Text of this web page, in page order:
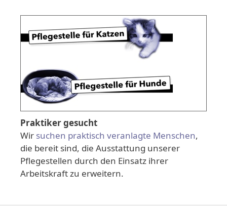
Praktiker gesucht
Wir suchen praktisch veranlagte Menschen,
die bereit sind, die Ausstattung unserer
Pflegestellen durch den Einsatz ihrer
Arbeitskraft zu erweitern.